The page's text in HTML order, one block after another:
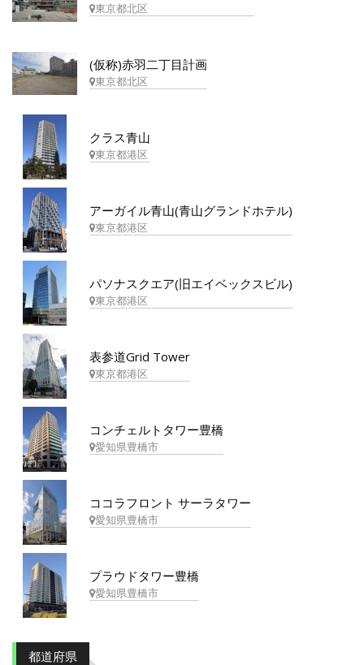
東京都北区
(仮称)赤羽二丁目計画
東京都北区
クラス青山
東京都港区
アーガイル青山(青山グランドホテル)
東京都港区
パソナスクエア(旧エイベックスビル)
東京都港区
表参道Grid Tower
東京都港区
コンチェルトタワー豊橋
愛知県豊橋市
ココラフロント サーラタワー
愛知県豊橋市
プラウドタワー豊橋
愛知県豊橋市
都道府県